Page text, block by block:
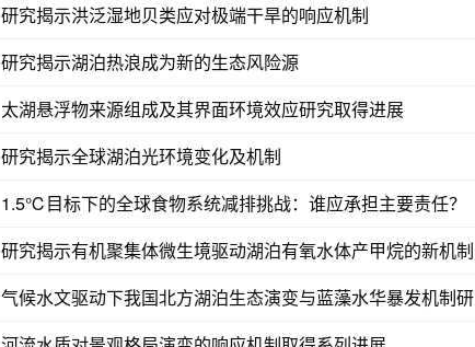
研究揭示洪泛湿地贝类应对极端干旱的响应机制
研究揭示湖泊热浪成为新的生态风险源
太湖悬浮物来源组成及其界面环境效应研究取得进展
研究揭示全球湖泊光环境变化及机制
1.5℃目标下的全球食物系统减排挑战：谁应承担主要责任？
研究揭示有机聚集体微生境驱动湖泊有氧水体产甲烷的新机制
气候水文驱动下我国北方湖泊生态演变与蓝藻水华暴发机制